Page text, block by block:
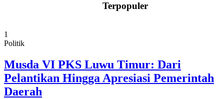
Terpopuler
1
Politik
Musda VI PKS Luwu Timur: Dari
Pelantikan Hingga Apresiasi Pemerintah
Daerah